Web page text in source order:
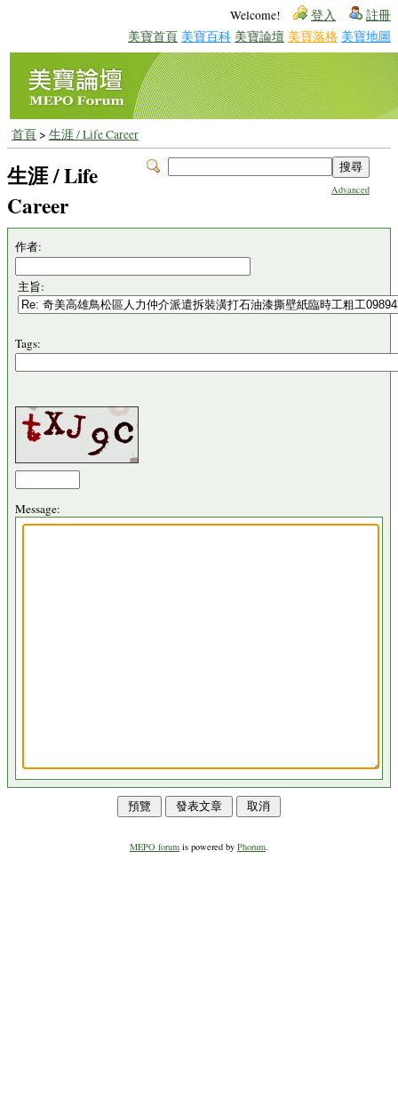
Welcome! 登入 註冊
美寶首頁 美寶百科 美寶論壇 美寶落格 美寶地圖
首頁> 生涯 / Life Career
Advanced
生涯 / Life
Career
作者:
主旨:
Tags:
Message:
MEPO forum is powered by Phorum.